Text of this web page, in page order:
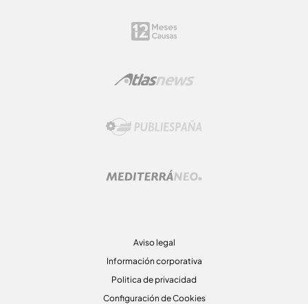
Aviso legal
Información corporativa
Politica de privacidad
Configuración de Cookies